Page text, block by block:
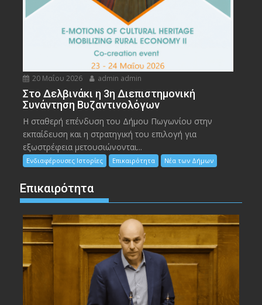
20 Μαΐου 2026 admin admin
Στο Δελβινάκι η 3η Διεπιστημονική
Συνάντηση Βυζαντινολόγων
Η σταθερή επένδυση του Δήμου Πωγωνίου στην
εκπαίδευση και η στρατηγική του επιλογή για
εξωστρέφεια μετουσιώνονται...
Ενδιαφέρουσες Ιστορίες Επικαιρότητα Νέα των Δήμων
Επικαιρότητα